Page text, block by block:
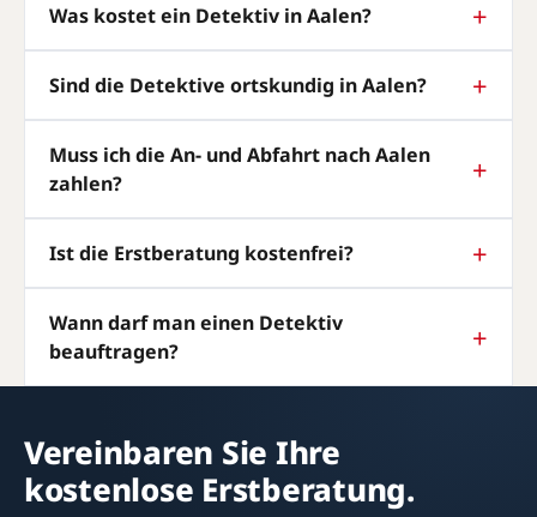
Was kostet ein Detektiv in Aalen?
Sind die Detektive ortskundig in Aalen?
Muss ich die An- und Abfahrt nach Aalen
zahlen?
Ist die Erstberatung kostenfrei?
Wann darf man einen Detektiv
beauftragen?
Vereinbaren Sie Ihre
kostenlose Erstberatung.